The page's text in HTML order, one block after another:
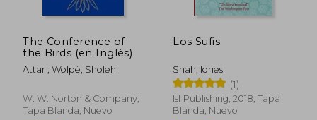
dcto. 11,40 €
5%
dcto.
The Conference of
the Birds (en Inglés)
Attar ; Wolpé, Sholeh
W. W. Norton & Company,
Tapa Blanda, Nuevo
Los Sufis
Shah, Idries
(1)
Isf Publishing, 2018, Tapa
Blanda, Nuevo